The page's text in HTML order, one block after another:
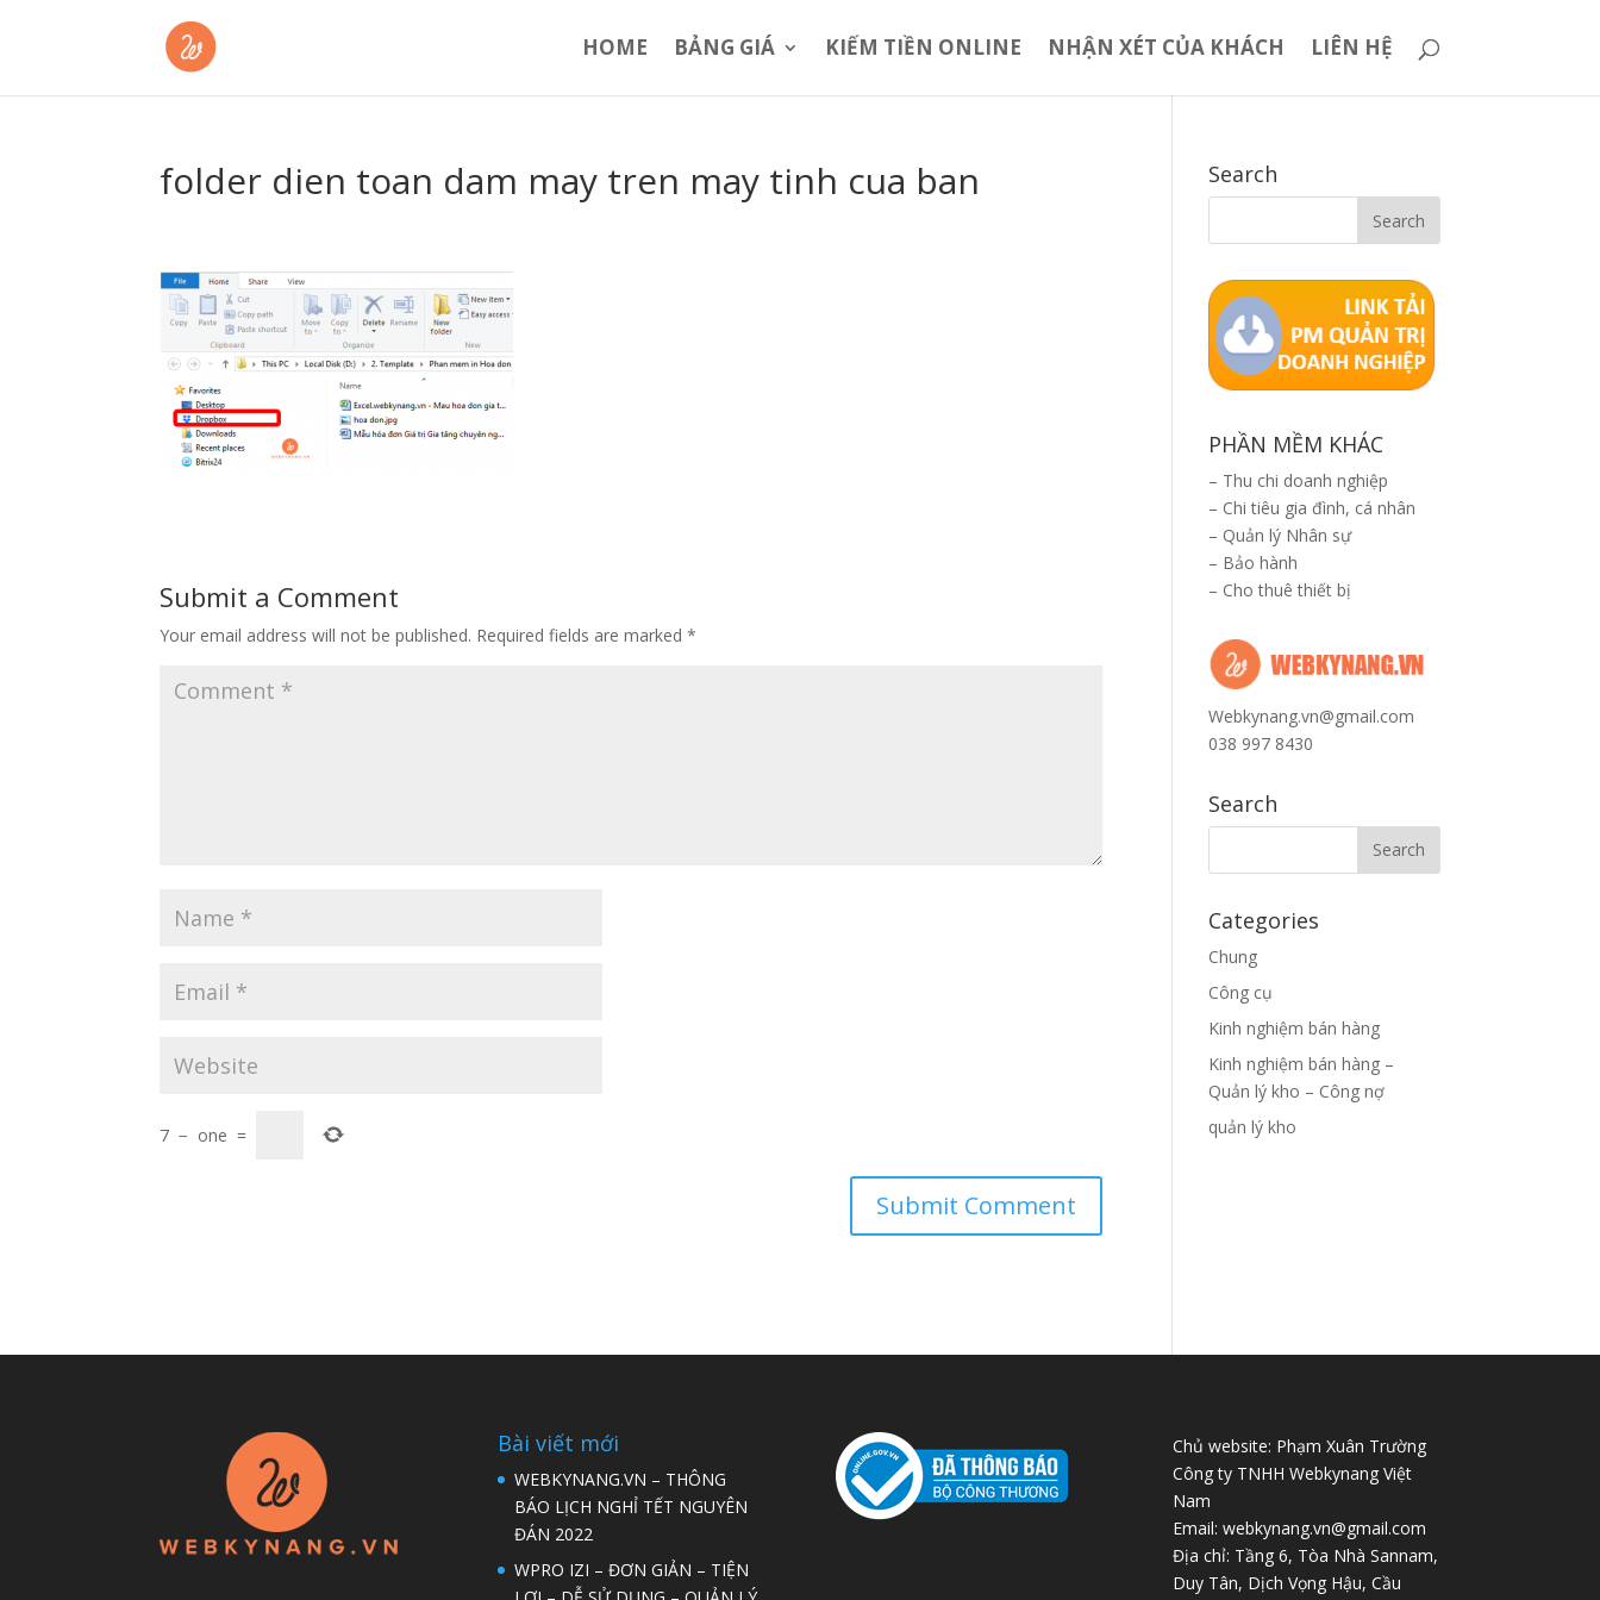
HOME BẢNG GIÁ KIẾM TIỀN ONLINE NHẬN XÉT CỦA KHÁCH LIÊN HỆ
folder dien toan dam may tren may tinh cua ban
Submit a Comment
Your email address will not be published. Required fields are marked*
7 − one =
Search
PHẦN MỀM KHÁC
– Thu chi doanh nghiệp
– Chi tiêu gia đình, cá nhân
– Quản lý Nhân sự
– Bảo hành
– Cho thuê thiết bị
Webkynang.vn@gmail.com
038 997 8430
Search
Categories
Chung
Công cụ
Kinh nghiệm bán hàng
Kinh nghiệm bán hàng –
Quản lý kho – Công nợ
quản lý kho
Bài viết mới
WEBKYNANG.VN – THÔNG
BÁO LỊCH NGHỈ TẾT NGUYÊN
ĐÁN 2022
WPRO IZI – ĐƠN GIẢN – TIỆN
Chủ website: Phạm Xuân Trường
Công ty TNHH Webkynang Việt
Nam
Email: webkynang.vn@gmail.com
Địa chỉ: Tầng 6, Tòa Nhà Sannam,
Duy Tân, Dịch Vọng Hậu, Cầu